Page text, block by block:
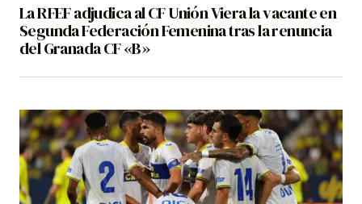
La RFEF adjudica al CF Unión Viera la vacante en
Segunda Federación Femenina tras la renuncia
del Granada CF «B»